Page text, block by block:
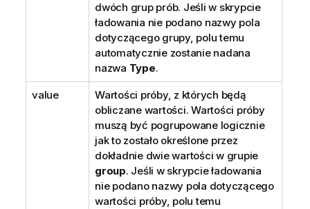
dwóch grup prób. Jeśli w skrypcie
ładowania nie podano nazwy pola
dotyczącego grupy, polu temu
automatycznie zostanie nadana
nazwa Type.
value
Wartości próby, z których będą
obliczane wartości. Wartości próby
muszą być pogrupowane logicznie
jak to zostało określone przez
dokładnie dwie wartości w grupie
group. Jeśli w skrypcie ładowania
nie podano nazwy pola dotyczącego
wartości próby, polu temu